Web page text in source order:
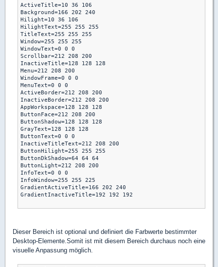
ActiveTitle=10 36 106
Background=166 202 240
Hilight=10 36 106
HilightText=255 255 255
TitleText=255 255 255
Window=255 255 255
WindowText=0 0 0
Scrollbar=212 208 200
InactiveTitle=128 128 128
Menu=212 208 200
WindowFrame=0 0 0
MenuText=0 0 0
ActiveBorder=212 208 200
InactiveBorder=212 208 200
AppWorkspace=128 128 128
ButtonFace=212 208 200
ButtonShadow=128 128 128
GrayText=128 128 128
ButtonText=0 0 0
InactiveTitleText=212 208 200
ButtonHilight=255 255 255
ButtonDkShadow=64 64 64
ButtonLight=212 208 200
InfoText=0 0 0
InfoWindow=255 255 225
GradientActiveTitle=166 202 240
GradientInactiveTitle=192 192 192
Dieser Bereich ist optional und definiert die Farbwerte bestimmter
Desktop-Elemente.Somit ist mit diesem Bereich durchaus noch eine
visuelle Anpassung möglich.